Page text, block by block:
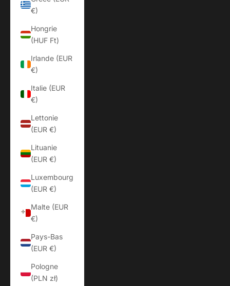
€)
Hongrie
(HUF Ft)
Irlande (EUR
€)
Italie (EUR
€)
Lettonie
(EUR €)
Lituanie
(EUR €)
Luxembourg
(EUR €)
Malte (EUR
€)
Pays-Bas
(EUR €)
Pologne
(PLN zł)